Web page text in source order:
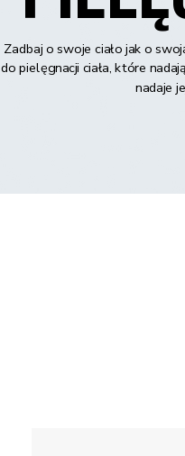
Zadbaj o swoje ciało jak o
do pielęgnacji ciała, które
nadaje